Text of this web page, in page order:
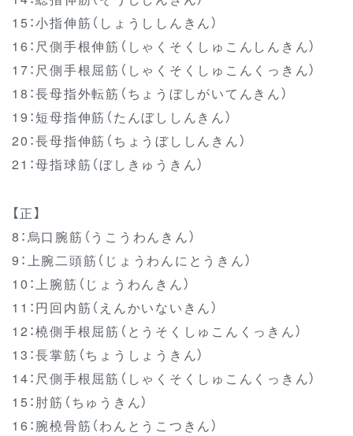
15：小指伸筋（しょうししんきん）
16：尺側手根伸筋（しゃくそくしゅこんしんきん）
17：尺側手根屈筋（しゃくそくしゅこんくっきん）
18：長母指外転筋（ちょうぼしがいてんきん）
19：短母指伸筋（たんぼししんきん）
20：長母指伸筋（ちょうぼししんきん）
21：母指球筋（ぼしきゅうきん）
【正】
8：烏口腕筋（うこうわんきん）
9：上腕二頭筋（じょうわんにとうきん）
10：上腕筋（じょうわんきん）
11：円回内筋（えんかいないきん）
12：橈側手根屈筋（とうそくしゅこんくっきん）
13：長掌筋（ちょうしょうきん）
14：尺側手根屈筋（しゃくそくしゅこんくっきん）
15：肘筋（ちゅうきん）
16：腕橈骨筋（わんとうこつきん）